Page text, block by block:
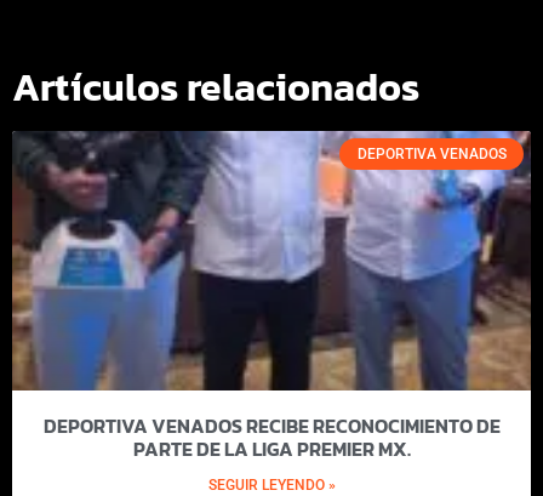
Artículos relacionados
DEPORTIVA VENADOS
DEPORTIVA VENADOS RECIBE RECONOCIMIENTO DE
PARTE DE LA LIGA PREMIER MX.
SEGUIR LEYENDO »